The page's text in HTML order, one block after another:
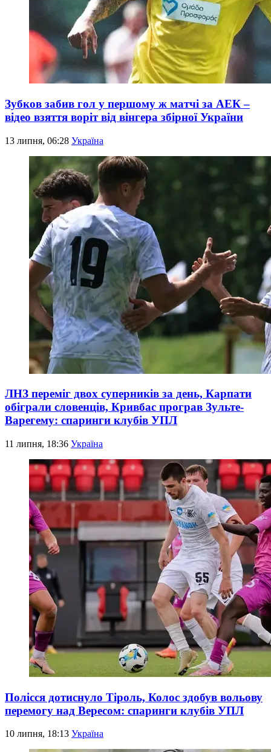
Зубков забив гол у першому ж матчі за АЕК –
відео взяття воріт від вінгера збірної України
13 липня, 06:28 Україна
ЛНЗ переміг двох суперників за день, Карпати
обіграли словенців, Кривбас програв Зульте-
Варегему: спаринги клубів УПЛ
11 липня, 18:36 Україна
Полісся дотиснуло Тіроль, Колос здобув вольову
перемогу над Вересом: спаринги клубів УПЛ
10 липня, 18:13 Україна